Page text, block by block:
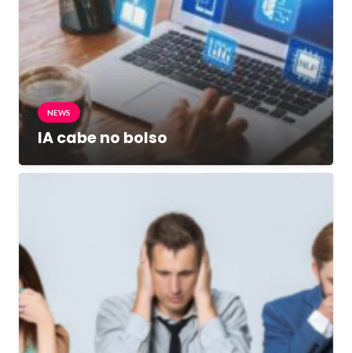
NEWS
IA cabe no bolso